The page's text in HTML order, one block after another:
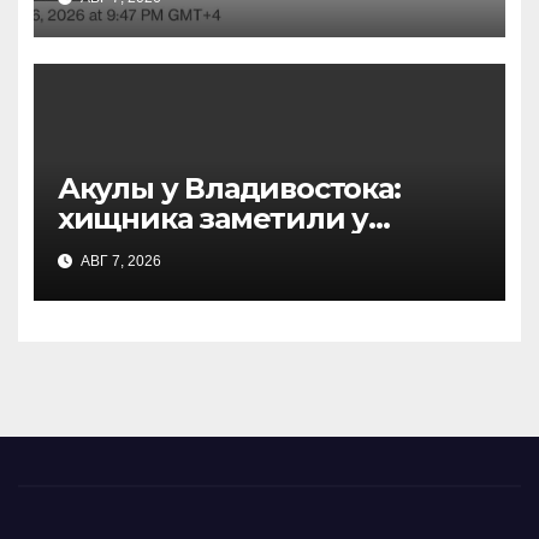
последствия
Акулы у Владивостока:
хищника заметили у
острова Русский — что
известно
АВГ 7, 2026